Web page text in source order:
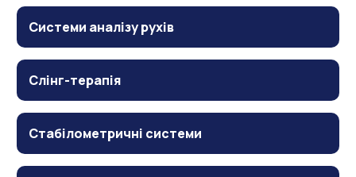
Системи аналізу рухів
Слінг-терапія
Стабілометричні системи